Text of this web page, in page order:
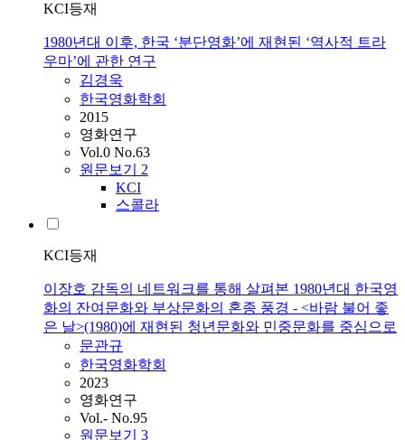
KCI등재
1980년대 이후, 한국 ‘분단영화’에 재현된 ‘역사적 트라
우마’에 관한 연구
김경욱
한국영화학회
2015
영화연구
Vol.0 No.63
원문보기 2
KCI
스콜라
KCI등재
이장호 감독의 네트워크를 통해 살펴본 1980년대 한국영
화의 잔여문화와 부상문화의 혼종 풍경 - <바람 불어 좋
은 날>(1980)에 재현된 청년문화와 민중문화를 중심으로
문관규
한국영화학회
2023
영화연구
Vol.- No.95
원문보기 3